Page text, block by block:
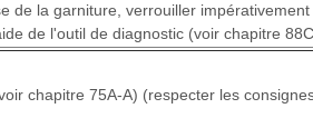
de la garniture, verrouiller impérativement
de l'outil de diagnostic (voir chapitre
chapitre 75A-A) (respecter les